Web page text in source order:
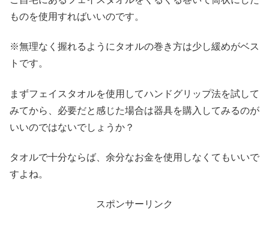
ものを使用すればいいのです。
※無理なく握れるようにタオルの巻き方は少し緩めがベス
トです。
まずフェイスタオルを使用してハンドグリップ法を試して
みてから、必要だと感じた場合は器具を購入してみるのが
いいのではないでしょうか？
タオルで十分ならば、余分なお金を使用しなくてもいいで
すよね。
スポンサーリンク